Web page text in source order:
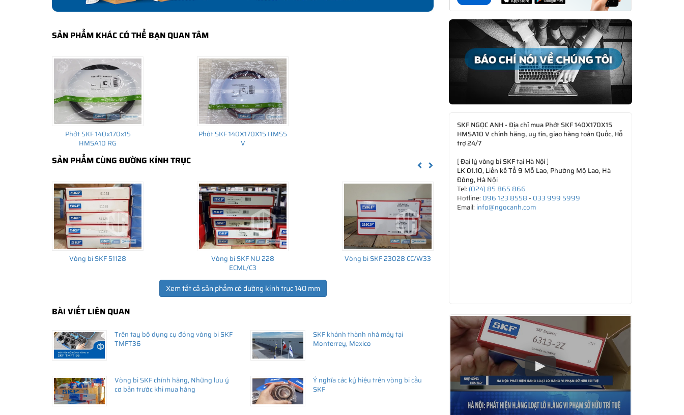
Giá bán và nơi bán Phớt chắn dầu SKF chính hãng uy tín
Để có báo giá Phớt SKF 140X170X15 HMSA10 V tốt nhất, hãy liên hệ với
SKF Ngọc Anh - Đại lý ủy quyền SKF
SKF Authorized Distributor)
Sản phẩm chính hãng, giao hàng toàn quốc
SẢN PHẨM KHÁC CÓ THỂ BẠN QUAN TÂM
Phớt SKF 140x170x15
HMSA10 RG
Phớt SKF 140X170X15 HMS5
V
SẢN PHẨM CÙNG ĐƯỜNG KÍNH TRỤC Previous
Vòng bi SKF 51128
Vòng bi SKF NU 228
ECML/C3
Vòng bi SKF 23028 CC/W33
Xem tất cả sản phẩm có đường kính trục 140 mm
BÀI VIẾT LIÊN QUAN
Trên tay bộ dụng cụ đóng vòng bi SKF
TMFT36
SKF khánh thành nhà máy tại
Monterrey, Mexico
Vòng bi SKF chính hãng, Những lưu ý
cơ bản trước khi mua hàng
Ý nghĩa các ký hiệu trên vòng bi cầu
SKF
SKF NGỌC ANH - Địa chỉ mua Phớt SKF 140X170X15
HMSA10 V chính hãng, uy tín, giao hàng toàn Quốc, Hỗ
trợ 24/7
[Đại lý vòng bi SKF tại Hà Nội]
LK 01.10, Liền kề Tổ 9 Mỗ Lao, Phường Mộ Lao, Hà
Đông, Hà Nội
Tel: (024) 85 865 866
Hotline: 096 123 8558- 033 999 5999
Email: info@ngocanh.com